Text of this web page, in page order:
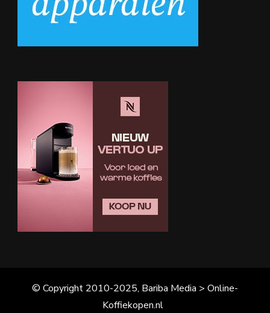
© Copyright 2010-2025, Bariba Media > Online-
Koffiekopen.nl